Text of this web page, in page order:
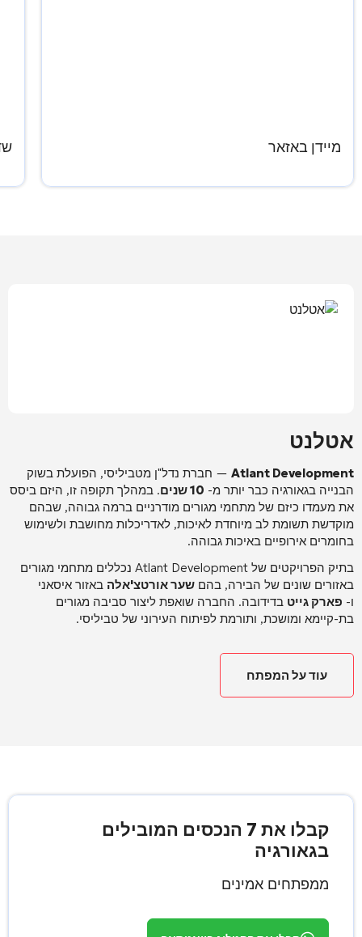
מיידן באזאר
אטלנט
Atlant Development — חברת נדל"ן מטביליסי, הפועלת בשוק
הבנייה בגאורגיה כבר יותר מ- 10 שנים
. במהלך תקופה זו, היזם ביסס
את מעמדו כיזם של מתחמי מגורים מודרניים ברמה גבוהה, שבהם
מוקדשת תשומת לב מיוחדת לאיכות, לאדריכלות מחושבת ולשימוש
בחומרים אירופיים באיכות גבוהה.
בתיק הפרויקטים של Atlant Development נכללים מתחמי מגורים
באזורים שונים של הבירה, בהם שער אורטצ'אלה באזור איסאני
ו- פארק גייט בדידובה. החברה שואפת ליצור סביבה מגורים
בת-קיימא ומושכת, ותורמת לפיתוח העירוני של טביליסי.
עוד על המפתח
קבלו את 7 הנכסים המובילים
בגאורגיה
ממפתחים אמינים